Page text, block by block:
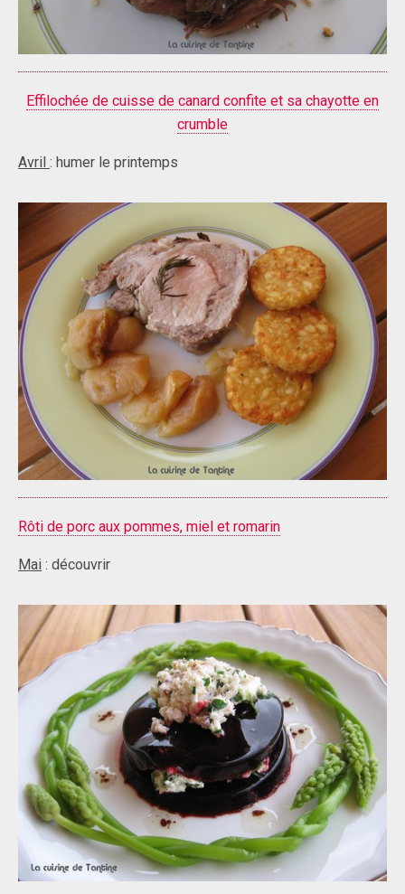
Effilochée de cuisse de canard confite et sa chayotte en
crumble
Avril : humer le printemps
Rôti de porc aux pommes, miel et romarin
Mai : découvrir